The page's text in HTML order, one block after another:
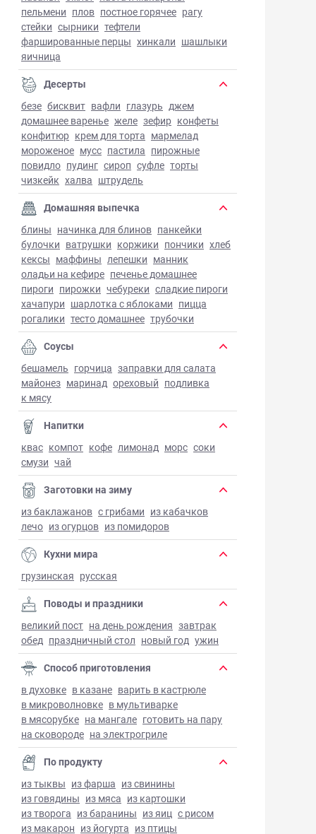
пельмени плов постное горячее рагу
стейки сырники тефтели
фаршированные перцы хинкали шашлыки
яичница
Десерты
безе бисквит вафли глазурь джем
домашнее варенье желе зефир конфеты
конфитюр крем для торта мармелад
мороженое мусс пастила пирожные
повидло пудинг сироп суфле торты
чизкейк халва штрудель
Домашняя выпечка
блины начинка для блинов панкейки
булочки ватрушки коржики пончики хлеб
кексы маффины лепешки манник
оладьи на кефире печенье домашнее
пироги пирожки чебуреки сладкие пироги
хачапури шарлотка с яблоками пицца
рогалики тесто домашнее трубочки
Соусы
бешамель горчица заправки для салата
майонез маринад ореховый подливка
к мясу
Напитки
квас компот кофе лимонад морс соки
смузи чай
Заготовки на зиму
из баклажанов с грибами из кабачков
лечо из огурцов из помидоров
Кухни мира
грузинская русская
Поводы и праздники
великий пост на день рождения завтрак
обед праздничный стол новый год ужин
Способ приготовления
в духовке в казане варить в кастрюле
в микроволновке в мультиварке
в мясорубке на мангале готовить на пару
на сковороде на электрогриле
По продукту
из тыквы из фарша из свинины
из говядины из мяса из картошки
из творога из баранины из яиц с рисом
из макарон из йогурта из птицы